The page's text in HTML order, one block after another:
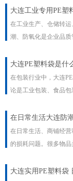
大连工业专用PE塑
在工业生产、仓储转
潮、防氧化是企业品质
大连PE塑料袋是什
在包装行业中，大连
论是工业包装、食品
在日常生活大连防
在日常生活、商铺经
的损耗问题。很多物
大连实用PE塑料袋